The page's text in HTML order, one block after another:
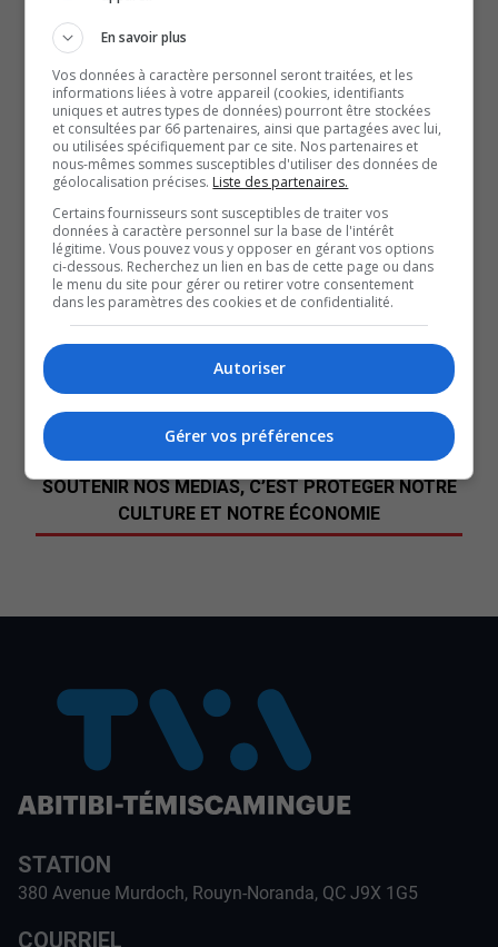
les Tigres de Victoriaville.
En plus d’être le gardien le plus efficace de toute la
LHJMQ, depuis lundi, il est en première position pour le
pourcentage d’arrêt à travers le Canada.
Aucun gardien de la Ligue de l’Ontario et de l’Ouest ne
fait mieux que Darveau cette année.
Après 41 parties, le Témiscabitibien a un pourcentage
d’arrêt de 92,8 pour cent.
QUESTION DU JOUR
SOUTENIR NOS MÉDIAS, C’EST PROTÉGER NOTRE
CULTURE ET NOTRE ÉCONOMIE
STATION
380 Avenue Murdoch, Rouyn-Noranda, QC J9X 1G5
COURRIEL
En savoir plus
Vos données à caractère personnel seront traitées, et les
informations liées à votre appareil (cookies, identifiants
uniques et autres types de données) pourront être stockées
et consultées par 66 partenaires, ainsi que partagées avec lui,
ou utilisées spécifiquement par ce site. Nos partenaires et
nous-mêmes sommes susceptibles d'utiliser des données de
géolocalisation précises. Liste des partenaires.
Certains fournisseurs sont susceptibles de traiter vos
données à caractère personnel sur la base de l'intérêt
légitime. Vous pouvez vous y opposer en gérant vos options
ci-dessous. Recherchez un lien en bas de cette page ou dans
le menu du site pour gérer ou retirer votre consentement
dans les paramètres des cookies et de confidentialité.
Autoriser
Gérer vos préférences